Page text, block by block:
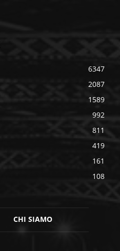
6347
2087
1589
992
811
419
161
108
CHI SIAMO